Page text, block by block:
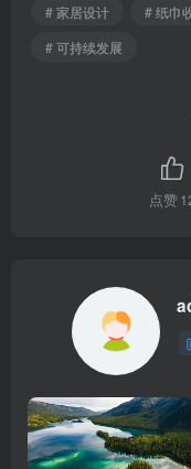
# 家居设计
# 纸巾
# 可持续发展
点赞